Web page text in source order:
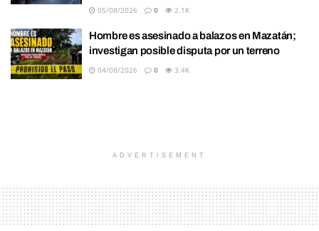
05/08/2026 0 2.1K
Hombre es asesinado a balazos en Mazatán;
investigan posible disputa por un terreno
04/08/2026 0 3.4K
ADVERTISEMENT